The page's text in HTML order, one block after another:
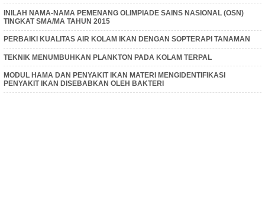
INILAH NAMA-NAMA PEMENANG OLIMPIADE SAINS NASIONAL (OSN)
TINGKAT SMA/MA TAHUN 2015
PERBAIKI KUALITAS AIR KOLAM IKAN DENGAN SOPTERAPI TANAMAN
TEKNIK MENUMBUHKAN PLANKTON PADA KOLAM TERPAL
MODUL HAMA DAN PENYAKIT IKAN MATERI MENGIDENTIFIKASI
PENYAKIT IKAN DISEBABKAN OLEH BAKTERI